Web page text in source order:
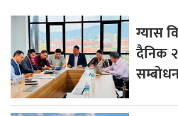
ग्यास
दैनिक